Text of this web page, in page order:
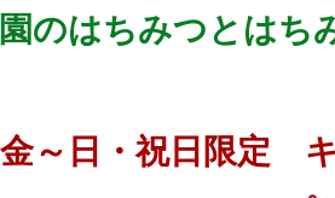
園のはちみつとはち
金～日・祝日限定